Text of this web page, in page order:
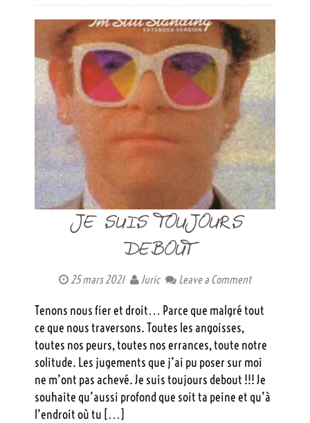
JE SUIS TOUJOURS
DEBOUT
25 mars 2021 Juric Leave a Comment
Tenons nous fier et droit… Parce que malgré tout
ce que nous traversons. Toutes les angoisses,
toutes nos peurs, toutes nos errances, toute notre
solitude. Les jugements que j’ai pu poser sur moi
ne m’ont pas achevé. Je suis toujours debout !!! Je
souhaite qu’aussi profond que soit ta peine et qu’à
l’endroit où tu […]